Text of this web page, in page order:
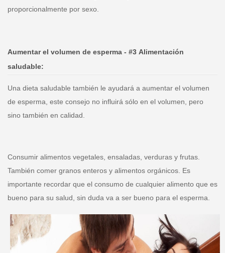
proporcionalmente por sexo.
Aumentar el volumen de esperma - #3 Alimentación
saludable:
Una dieta saludable también le ayudará a aumentar el volumen
de esperma, este consejo no influirá sólo en el volumen, pero
sino también en calidad.
Consumir alimentos vegetales, ensaladas, verduras y frutas.
También comer granos enteros y alimentos orgánicos. Es
importante recordar que el consumo de cualquier alimento que es
bueno para su salud, sin duda va a ser bueno para el esperma.